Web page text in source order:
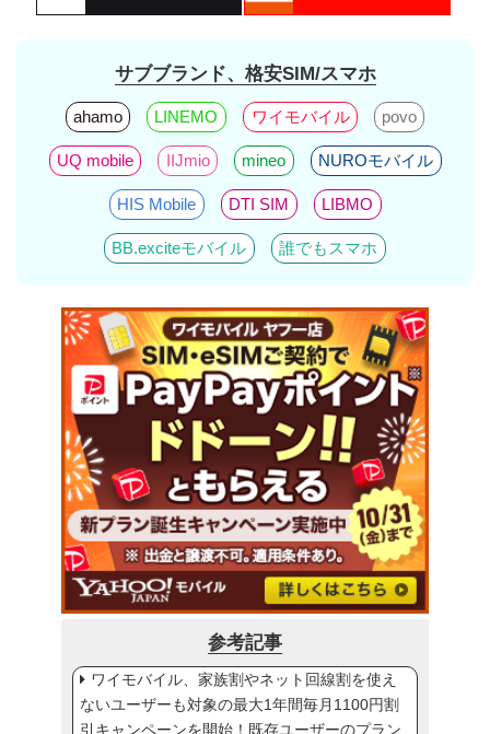
サブブランド、格安SIM/スマホ
ahamo LINEMO ワイモバイル povo
UQ mobile IIJmio mineo NUROモバイル
HIS Mobile DTI SIM LIBMO
BB.exciteモバイル 誰でもスマホ
参考記事
ワイモバイル、家族割やネット回線割を使え
ないユーザーも対象の最大1年間毎月1100円割
引キャンペーンを開始！既存ユーザーのプラン